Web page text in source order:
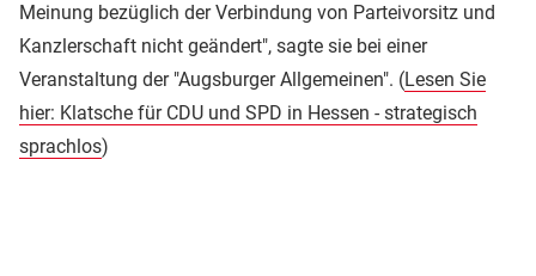
Meinung bezüglich der Verbindung von Parteivorsitz und
Kanzlerschaft nicht geändert", sagte sie bei einer
Veranstaltung der "Augsburger Allgemeinen". (Lesen Sie
hier: Klatsche für CDU und SPD in Hessen - strategisch
sprachlos)